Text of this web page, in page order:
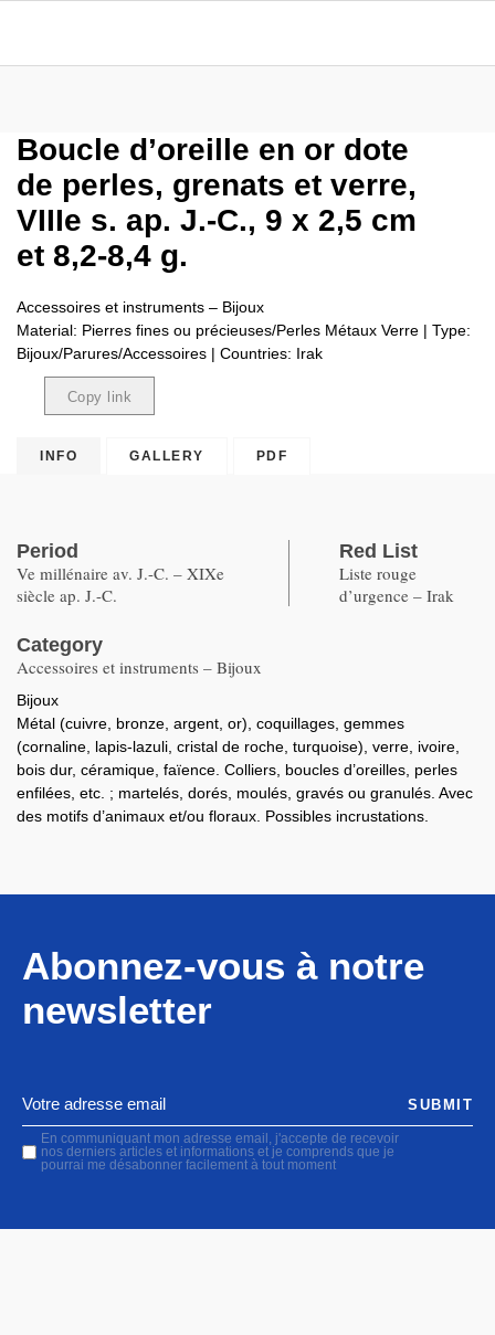
Boucle d’oreille en or dote
de perles, grenats et verre,
VIIIe s. ap. J.-C., 9 x 2,5 cm
et 8,2-8,4 g.
Accessoires et instruments – Bijoux
Material: Pierres fines ou précieuses/Perles Métaux Verre | Type:
Bijoux/Parures/Accessoires | Countries: Irak
Copy link
INFO GALLERY PDF
Period
Ve millénaire av. J.-C. – XIXe
siècle ap. J.-C.
Red List
Liste rouge
d’urgence – Irak
Category
Accessoires et instruments – Bijoux
Bijoux
Métal (cuivre, bronze, argent, or), coquillages, gemmes
(cornaline, lapis-lazuli, cristal de roche, turquoise), verre, ivoire,
bois dur, céramique, faïence. Colliers, boucles d’oreilles, perles
enfilées, etc. ; martelés, dorés, moulés, gravés ou granulés. Avec
des motifs d’animaux et/ou floraux. Possibles incrustations.
Abonnez-vous à notre
newsletter
En communiquant mon adresse email, j'accepte de recevoir
nos derniers articles et informations et je comprends que je
pourrai me désabonner facilement à tout moment
SUBMIT